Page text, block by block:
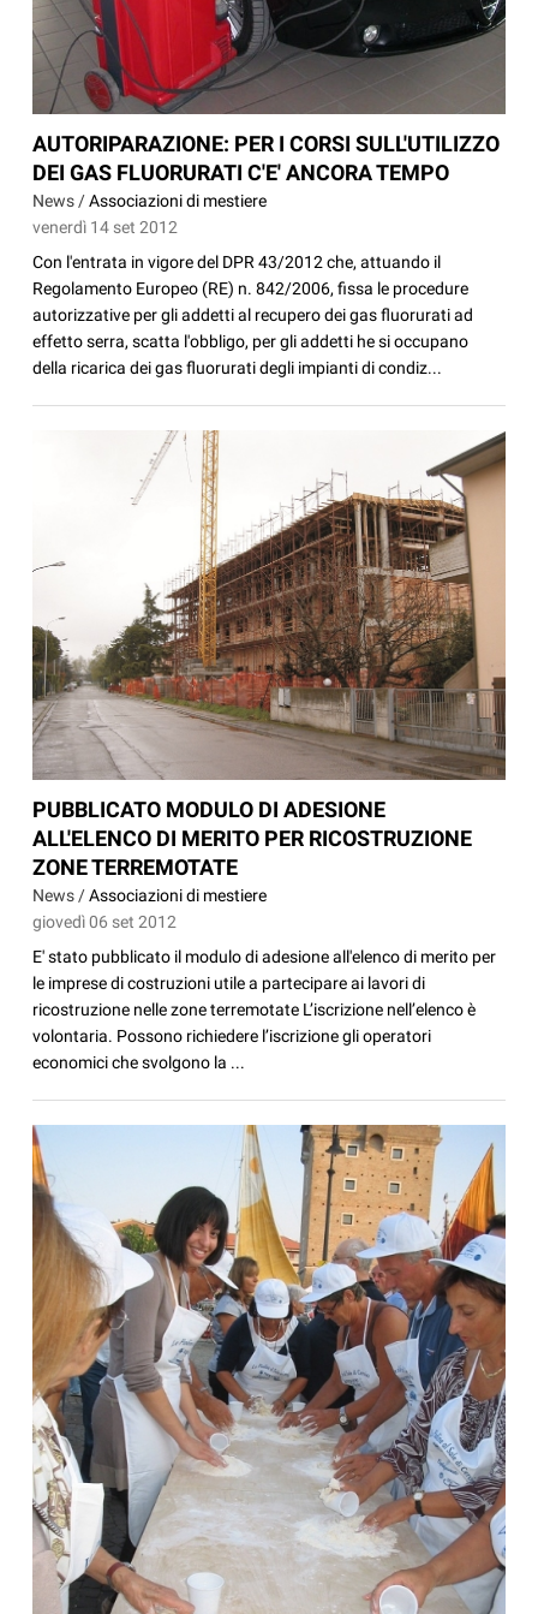
AUTORIPARAZIONE: PER I CORSI SULL'UTILIZZO
DEI GAS FLUORURATI C'E' ANCORA TEMPO
News /Associazioni di mestiere
venerdì 14 set 2012
Con l'entrata in vigore del DPR 43/2012 che, attuando il
Regolamento Europeo (RE) n. 842/2006, fissa le procedure
autorizzative per gli addetti al recupero dei gas fluorurati ad
effetto serra, scatta l'obbligo, per gli addetti he si occupano
della ricarica dei gas fluorurati degli impianti di condiz...
PUBBLICATO MODULO DI ADESIONE
ALL'ELENCO DI MERITO PER RICOSTRUZIONE
ZONE TERREMOTATE
News /Associazioni di mestiere
giovedì 06 set 2012
E' stato pubblicato il modulo di adesione all'elenco di merito per
le imprese di costruzioni utile a partecipare ai lavori di
ricostruzione nelle zone terremotate L’iscrizione nell’elenco è
volontaria. Possono richiedere l’iscrizione gli operatori
economici che svolgono la ...